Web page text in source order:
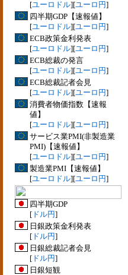
[ユーロドル][ユーロ円]
四半期GDP【速報値】
[ユーロドル][ユーロ円]
ECB政策金利発表
[ユーロドル][ユーロ円]
ECB総裁の発言
[ユーロドル][ユーロ円]
ECB総裁記者会見
[ユーロドル][ユーロ円]
消費者物価指数【速報
値】
[ユーロドル][ユーロ円]
サービス業PMI(非製造業
PMI)【速報値】
[ユーロドル][ユーロ円]
製造業PMI【速報値】
[ユーロドル][ユーロ円]
四半期GDP
[ ドル円]
日銀政策金利発表
[ ドル円]
日銀総裁記者会見
[ ドル円]
日銀短観